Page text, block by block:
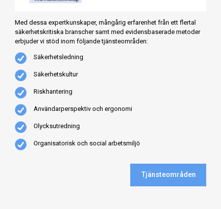
Med dessa expertkunskaper, mångårig erfarenhet från ett flertal
säkerhetskritiska branscher samt med evidensbaserade metoder
erbjuder vi stöd inom följande tjänsteområden:
Säkerhetsledning
Säkerhetskultur
Riskhantering
Användarperspektiv och ergonomi
Olycksutredning
Organisatorisk och social arbetsmiljö
Tjänsteområden